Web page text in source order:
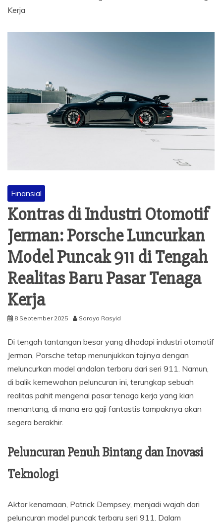
Kerja
Finansial
Kontras di Industri Otomotif
Jerman: Porsche Luncurkan
Model Puncak 911 di Tengah
Realitas Baru Pasar Tenaga
Kerja
8 September 2025 Soraya Rasyid
Di tengah tantangan besar yang dihadapi industri otomotif
Jerman, Porsche tetap menunjukkan tajinya dengan
meluncurkan model andalan terbaru dari seri 911. Namun,
di balik kemewahan peluncuran ini, terungkap sebuah
realitas pahit mengenai pasar tenaga kerja yang kian
menantang, di mana era gaji fantastis tampaknya akan
segera berakhir.
Peluncuran Penuh Bintang dan Inovasi
Teknologi
Aktor kenamaan, Patrick Dempsey, menjadi wajah dari
peluncuran model puncak terbaru seri 911. Dalam